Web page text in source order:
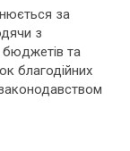
за
з
бюджетів та
благодійних